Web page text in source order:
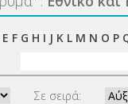
E F G H I J K L M N O P
Σε σειρά: